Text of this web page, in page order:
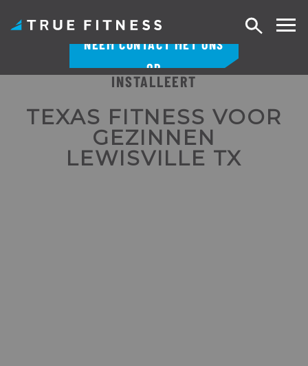
inhoud
NEEM CONTACT MET ONS
OP
Zoek
INSTALLEERT
TEXAS FITNESS VOOR
GEZINNEN
LEWISVILLE TX